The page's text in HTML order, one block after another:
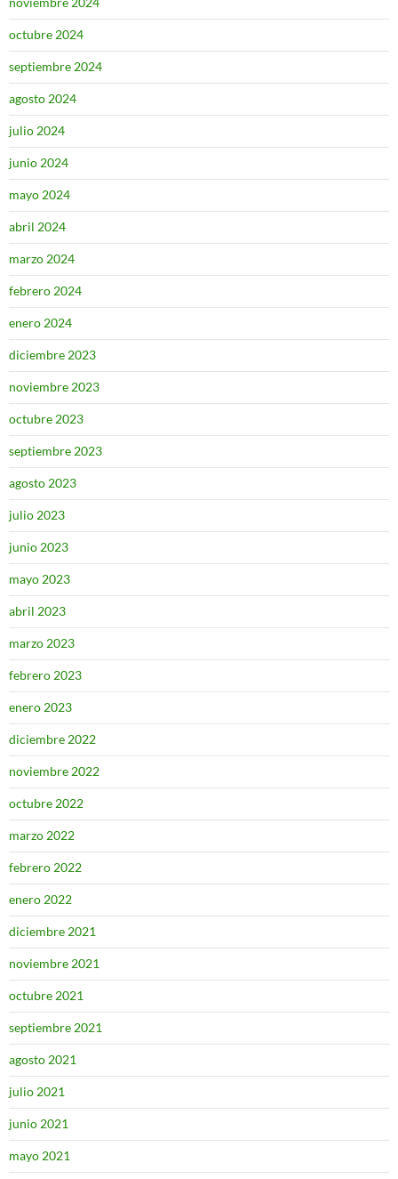
octubre 2024
septiembre 2024
agosto 2024
julio 2024
junio 2024
mayo 2024
abril 2024
marzo 2024
febrero 2024
enero 2024
diciembre 2023
noviembre 2023
octubre 2023
septiembre 2023
agosto 2023
julio 2023
junio 2023
mayo 2023
abril 2023
marzo 2023
febrero 2023
enero 2023
diciembre 2022
noviembre 2022
octubre 2022
marzo 2022
febrero 2022
enero 2022
diciembre 2021
noviembre 2021
octubre 2021
septiembre 2021
agosto 2021
julio 2021
junio 2021
mayo 2021